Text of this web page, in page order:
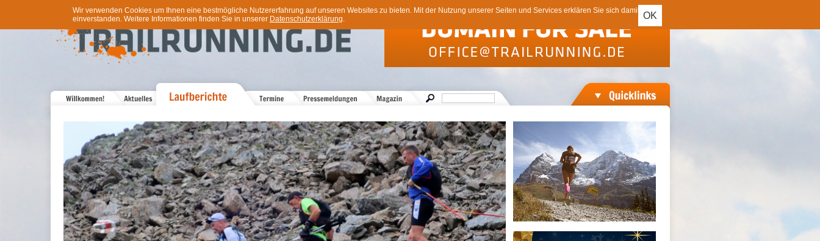
OK
Wir verwenden Cookies um Ihnen eine bestmögliche Nutzererfahrung auf unseren Websites zu bieten. Mit der Nutzung unserer Seiten und Services erklären Sie sich damit
einverstanden. Weitere Informationen finden Sie in unserer Datenschutzerklärung.